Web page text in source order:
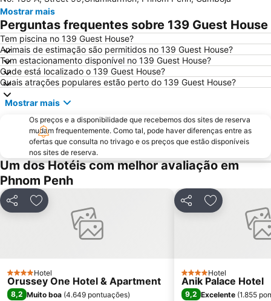
Mostrar mais
Perguntas frequentes sobre 139 Guest House
Tem piscina no 139 Guest House?
Animais de estimação são permitidos no 139 Guest House?
Tem estacionamento disponível no 139 Guest House?
Onde está localizado o 139 Guest House?
Quais atrações populares estão perto do 139 Guest House?
Mostrar mais
Os preços e a disponibilidade que recebemos dos sites de reserva
mudam frequentemente. Como tal, pode haver diferenças entre as
ofertas que consulta no trivago e os preços que estão disponíveis
nos sites de reserva.
Um dos Hotéis com melhor avaliação em
Phnom Penh
PartilharAdicionar aos favoritos
4 Estrelas
Hotel
Orussey One Hotel & Apartment
8,2 Muito boa (4.649 pontuações)
PartilharAdicionar
4 Estrelas
Hotel
Anik Palace Hotel
9,2 Excelente (1.855